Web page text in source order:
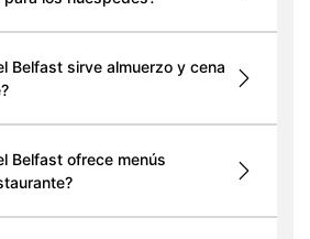
Belfast sirve almuerzo y cena
Belfast ofrece menús